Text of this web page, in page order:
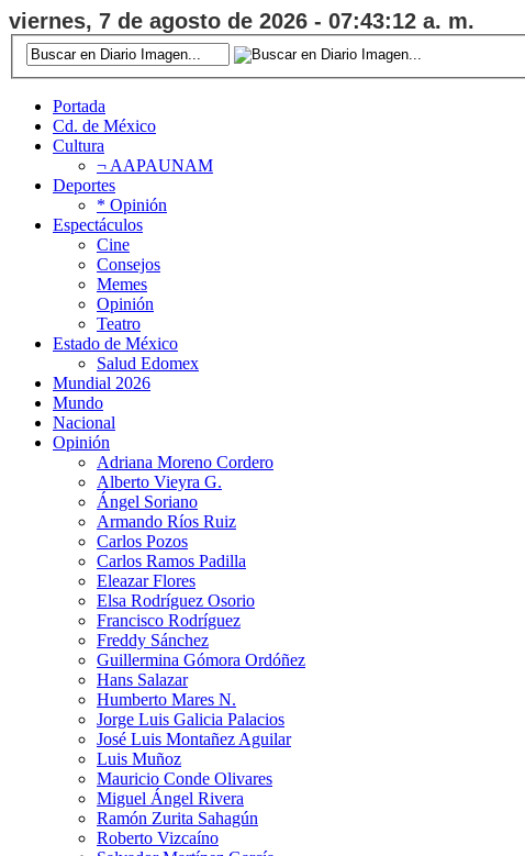
viernes, 7 de agosto de 2026 - 07:43:12 a. m.
Portada
Cd. de México
Cultura
¬ AAPAUNAM
Deportes
* Opinión
Espectáculos
Cine
Consejos
Memes
Opinión
Teatro
Estado de México
Salud Edomex
Mundial 2026
Mundo
Nacional
Opinión
Adriana Moreno Cordero
Alberto Vieyra G.
Ángel Soriano
Armando Ríos Ruiz
Carlos Pozos
Carlos Ramos Padilla
Eleazar Flores
Elsa Rodríguez Osorio
Francisco Rodríguez
Freddy Sánchez
Guillermina Gómora Ordóñez
Hans Salazar
Humberto Mares N.
Jorge Luis Galicia Palacios
José Luis Montañez Aguilar
Luis Muñoz
Mauricio Conde Olivares
Miguel Ángel Rivera
Ramón Zurita Sahagún
Roberto Vizcaíno